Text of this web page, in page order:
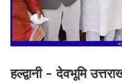
हल्द्वानी - देवभूमि